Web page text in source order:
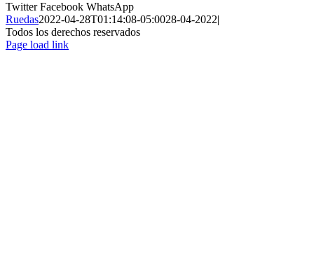
TwitterFacebook WhatsApp
Ruedas2022-04-28T01:14:08-05:0028-04-2022|
Todos los derechos reservados
Page load link